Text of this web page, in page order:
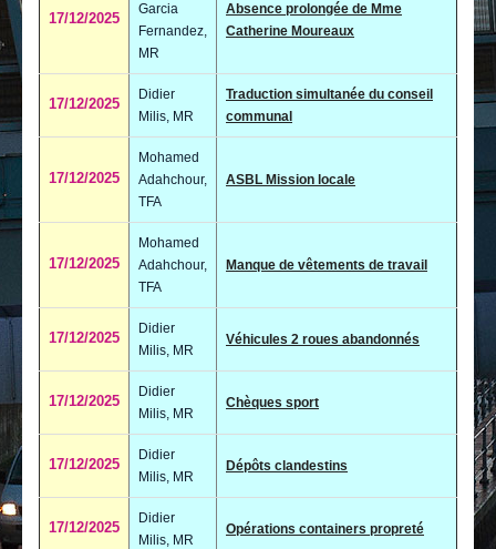
Actualités
17/12/2025
Garcia
Fernandez,
MR
Absence prolongée de Mme
Catherine Moureaux
17/12/2025
Didier
Milis, MR
Traduction simultanée du conseil
communal
17/12/2025
Mohamed
Adahchour,
TFA
ASBL Mission locale
17/12/2025
Mohamed
Adahchour,
TFA
Manque de vêtements de travail
17/12/2025
Didier
Milis, MR
Véhicules 2 roues abandonnés
17/12/2025
Didier
Milis, MR
Chèques sport
17/12/2025
Didier
Milis, MR
Dépôts clandestins
17/12/2025
Didier
Milis, MR
Opérations containers propreté